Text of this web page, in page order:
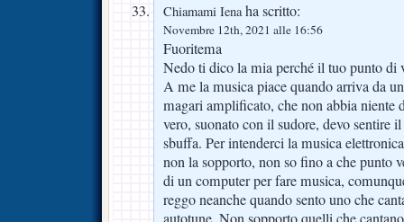
Chiamami Ienaha scritto:
Novembre 12th, 2021 alle 16:56
Fuoritema
Nedo ti dico la mia perché il tuo punto di
A me la musica piace quando arriva da
magari amplificato, che non abbia niente
vero, suonato con il sudore, devo sentire
sbuffa. Per intenderci la musica
non la sopporto, non so fino a che punto
di un computer per fare musica,
reggo neanche quando sento uno che